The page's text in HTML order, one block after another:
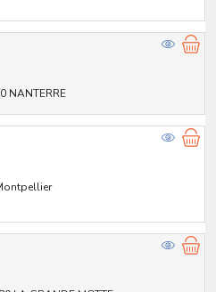
NANTERRE